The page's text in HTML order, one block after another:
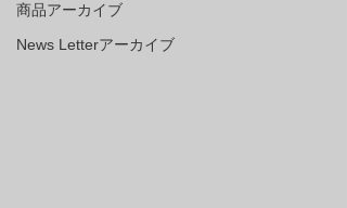
商品アーカイブ
News Letterアーカイブ